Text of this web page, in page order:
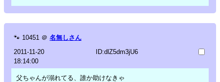
🐾 10451 ＠ 名無しさん
2011-11-20
18:14:00
ID:dlZ5dm3jU6
父ちゃんが溺れてる、誰か助けなきゃ